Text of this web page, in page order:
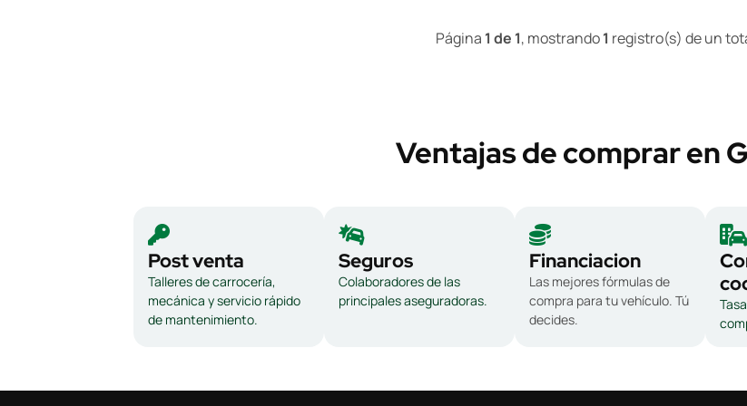
Página 1 de 1, mostrando1 registro(s) de un
Ventajas de comprar en
Post venta
Talleres de carrocería,
mecánica y servicio rápido
de mantenimiento.
Seguros
Colaboradores de las
principales aseguradoras.
Financiacion
Las mejores fórmulas de
compra para tu vehículo. Tú
decides.